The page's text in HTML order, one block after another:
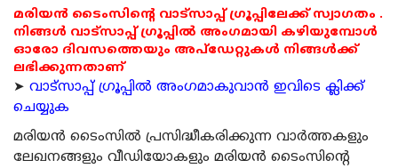
മരിയൻ ടൈംസിന്റെ വാട്സാപ്പ് ഗ്രൂപ്പിലേക്ക് സ്വാഗതം .
നിങ്ങൾ വാട്സാപ്പ് ഗ്രൂപ്പിൽ അംഗമായി കഴിയുമ്പോൾ
ഓരോ ദിവസത്തെയും അപ്ഡേറ്റുകൾ നിങ്ങൾക്ക്
ലഭിക്കുന്നതാണ്
➤ വാട്സാപ്പ് ഗ്രൂപ്പിൽ അംഗമാകുവാൻ ഇവിടെ ക്ലിക്ക്
ചെയ്യുക
മരിയന്‍ ടൈംസില്‍ പ്രസിദ്ധീകരിക്കുന്ന വാര്‍ത്തകളും
ലേഖനങ്ങളും വീഡിയോകളും മരിയന്‍ ടൈംസിന്റെ